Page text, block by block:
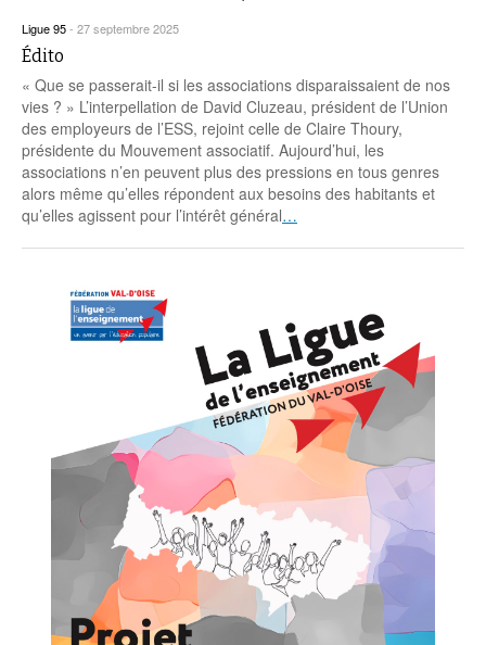
Ligue 95- 27 septembre 2025
Édito
« Que se passerait-il si les associations disparaissaient de nos
vies ? » L’interpellation de David Cluzeau, président de l’Union
des employeurs de l’ESS, rejoint celle de Claire Thoury,
présidente du Mouvement associatif. Aujourd’hui, les
associations n’en peuvent plus des pressions en tous genres
alors même qu’elles répondent aux besoins des habitants et
qu’elles agissent pour l’intérêt général…